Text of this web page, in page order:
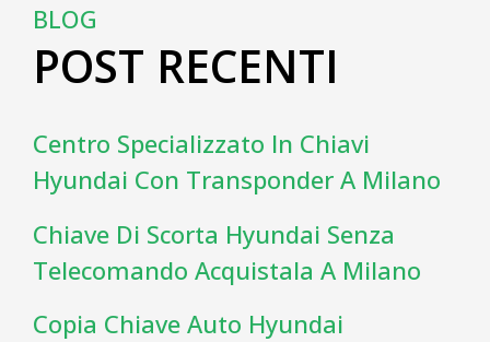
BLOG
POST RECENTI
Centro Specializzato In Chiavi
Hyundai Con Transponder A Milano
Chiave Di Scorta Hyundai Senza
Telecomando Acquistala A Milano
Copia Chiave Auto Hyundai